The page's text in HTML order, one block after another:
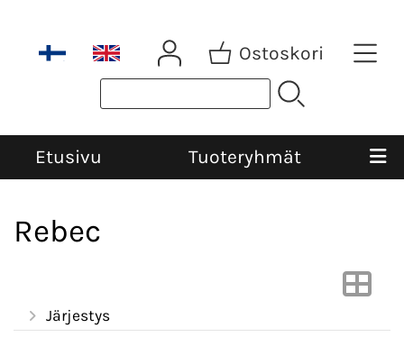
Ostoskori
Etusivu Tuoteryhmät
Rebec
Järjestys